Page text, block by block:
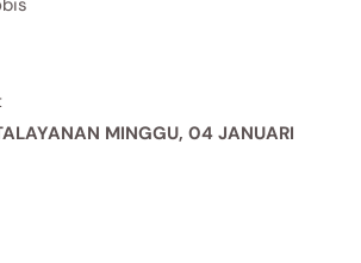
MINGGU, 04 JANUARI